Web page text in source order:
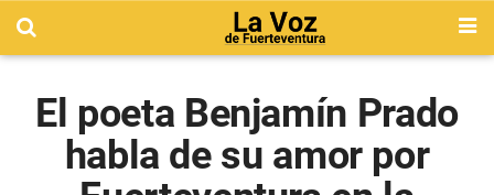
El poeta Benjamín Prado
habla de su amor por